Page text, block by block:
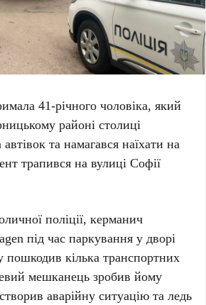
41-річного чоловіка, який
районі столиці
та намагався наїхати на
трапився навулиці Софії
поліції, керманич
під час паркування у дворі
пошкодив кілька транспортних
мешканець зробив йому
аварійну ситуацію та ледь